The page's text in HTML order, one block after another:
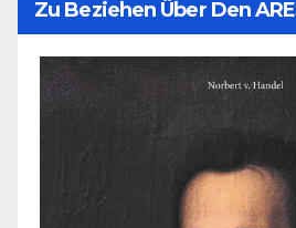
Zu Beziehen Über Den